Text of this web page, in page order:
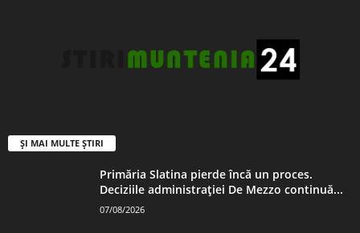
ȘI MAI MULTE ȘTIRI
Primăria Slatina pierde încă un proces.
Deciziile administrației De Mezzo continuă...
07/08/2026